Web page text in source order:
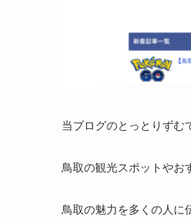
当ブログのとっとりずむ
鳥取の観光スポットやお
鳥取の魅力を多くの人に